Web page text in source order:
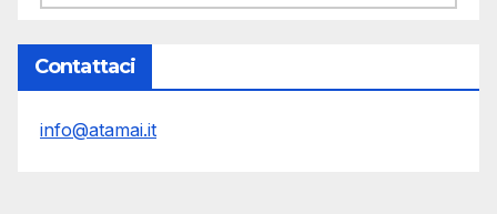
Contattaci
info@atamai.it